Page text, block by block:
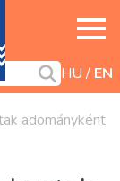
HU EN
adományként